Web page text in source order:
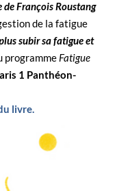
de François Roustang
de la fatigue
subir sa fatigue et
programme Fatigue
1 Panthéon-
livre.